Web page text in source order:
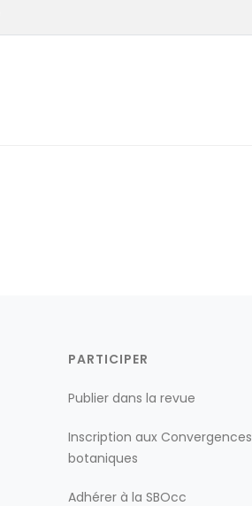
PARTICIPER
Publier dans la revue
Inscription aux Convergences
botaniques
Adhérer à la SBOcc